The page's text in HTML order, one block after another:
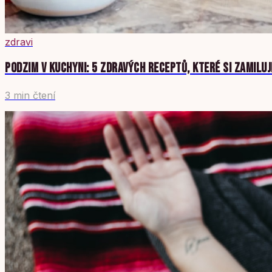
zdravi
PODZIM V KUCHYNI: 5 ZDRAVÝCH RECEPTŮ, KTERÉ SI
3 min čtení